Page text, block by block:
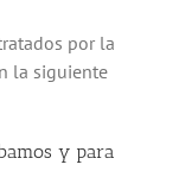
por la
la siguiente
y para